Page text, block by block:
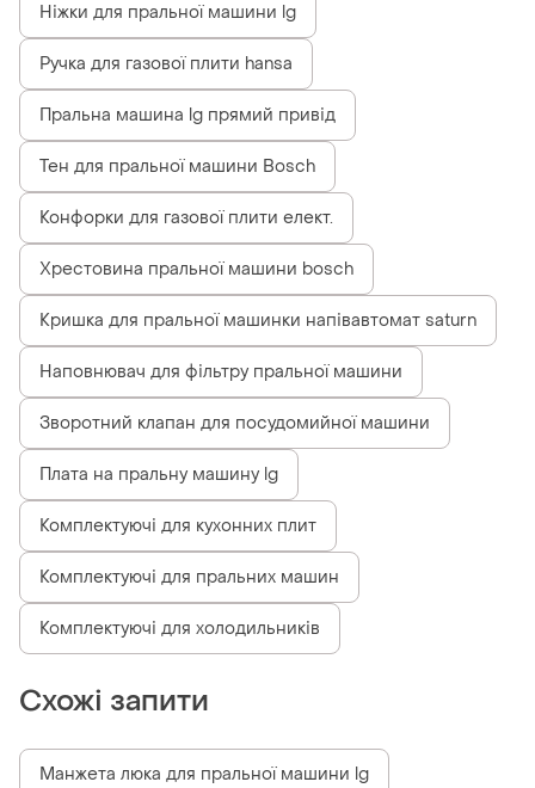
Ніжки для пральної машини lg
Ручка для газової плити hansa
Пральна машина lg прямий привід
Тен для пральної машини Bosch
Конфорки для газової плити елект.
Хрестовина пральної машини bosch
Кришка для пральної машинки напівавтомат saturn
Наповнювач для фільтру пральної машини
Зворотний клапан для посудомийної машини
Плата на пральну машину lg
Комплектуючі для кухонних плит
Комплектуючі для пральних машин
Комплектуючі для холодильників
Схожі запити
Манжета люка для пральної машини lg